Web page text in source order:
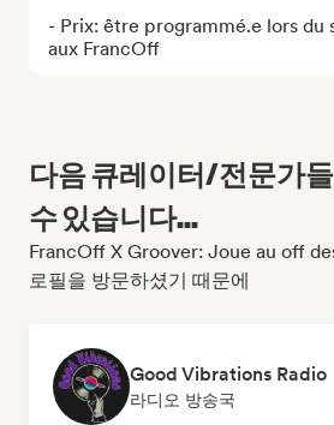
- Prix: être programmé.e lors du
aux FrancOff
다음 큐레이터/전문가
수 있습니다...
FrancOff X Groover: Joue au off
로필을 방문하셨기 때문에
Good Vibrations Radio
라디오 방송국